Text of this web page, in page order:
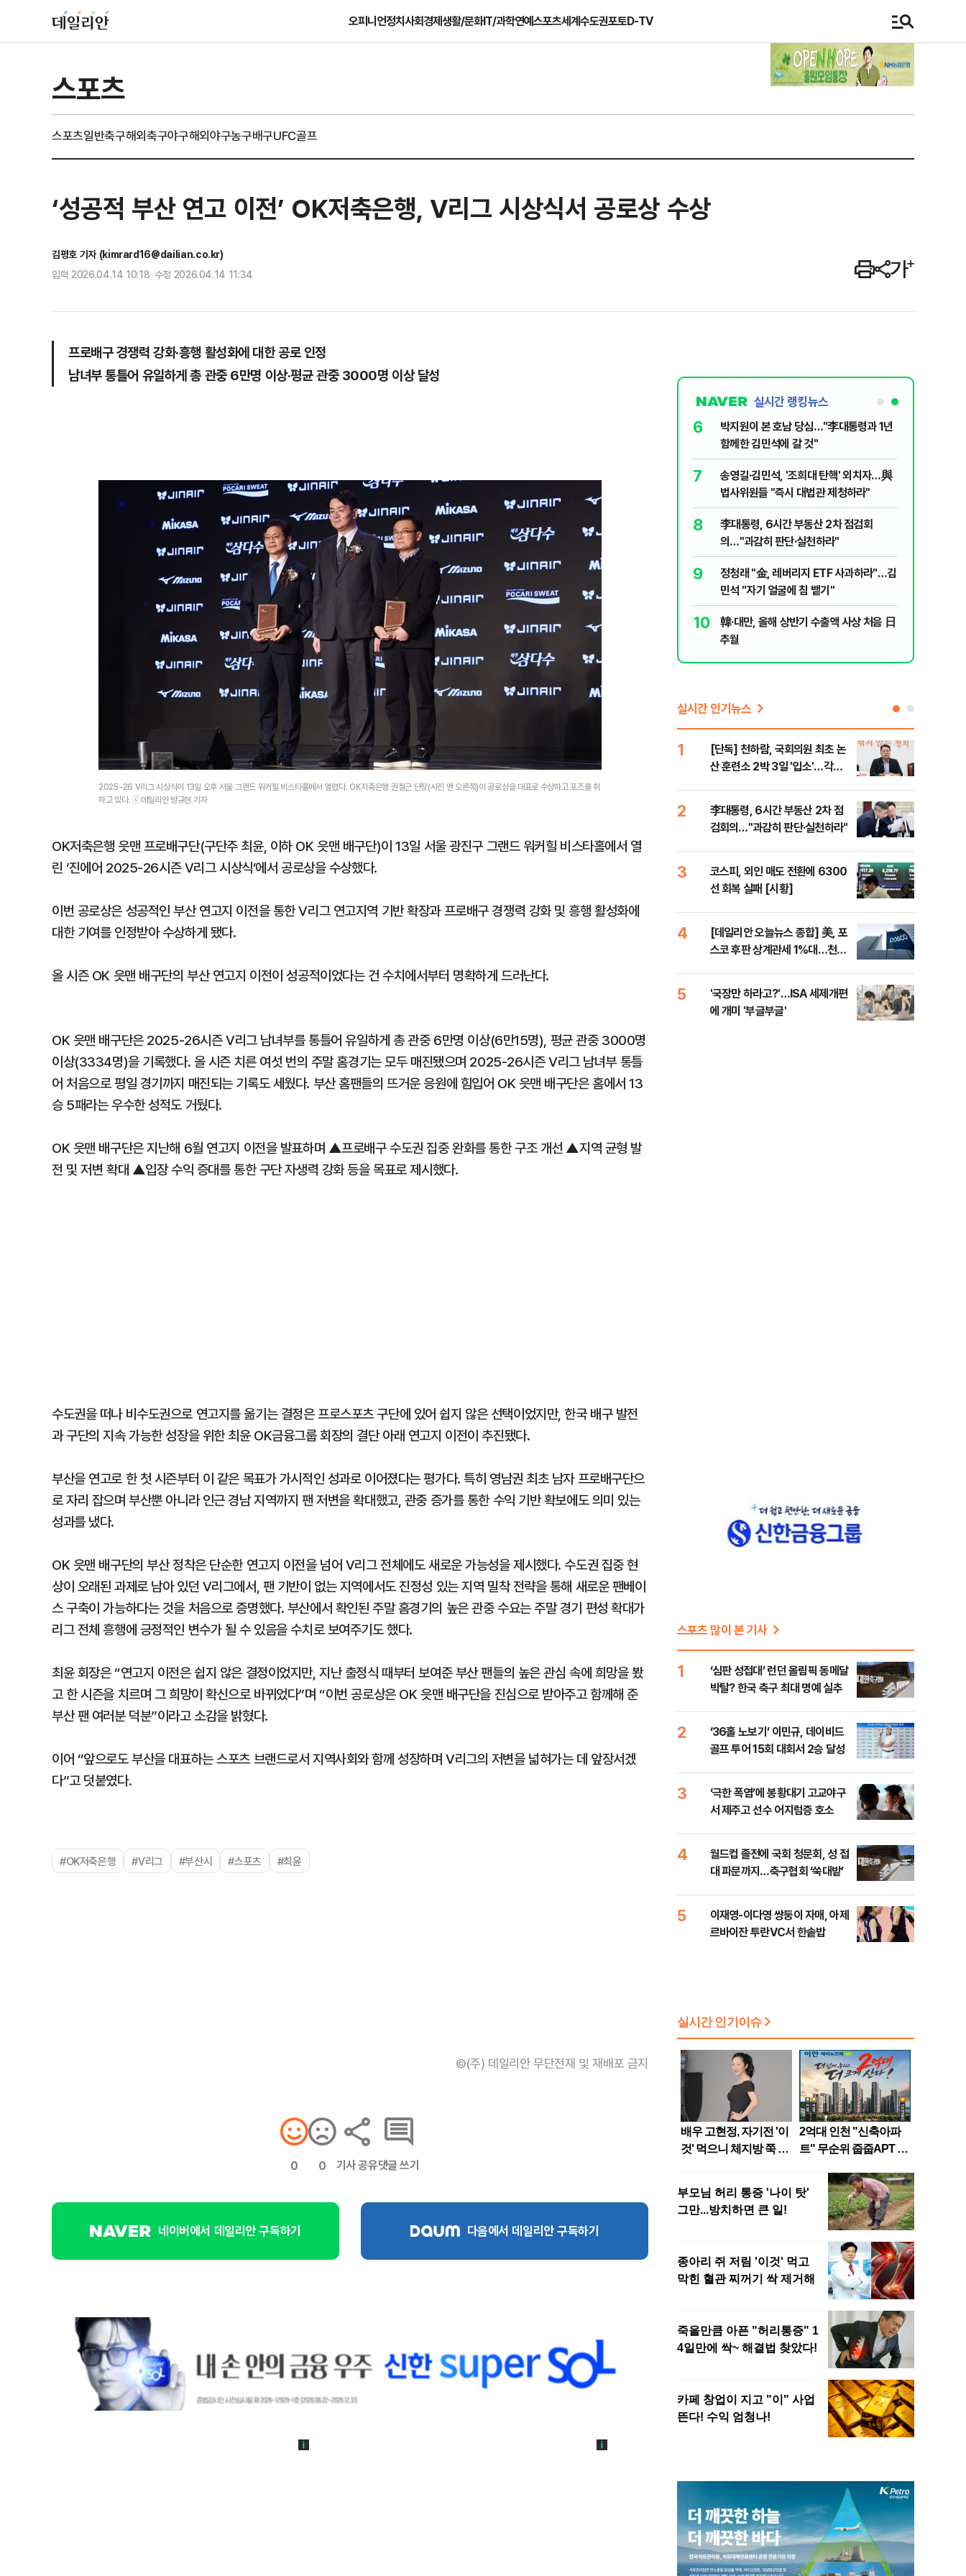
오피니언정치사회경제생활/문화IT/과학연예스포츠세계수도권포토D-TV
스포츠
스포츠일반축구해외축구야구해외야구농구배구UFC골프
‘성공적 부산 연고 이전’ OK저축은행, V리그 시상식서 공로상 수상
김평호 기자 (kimrard16@dailian.co.kr)
입력 2026.04.14 10:18 수정 2026.04.14 11:34
프로배구 경쟁력 강화·흥행 활성화에 대한 공로 인정
남녀부 통틀어 유일하게 총 관중 6만명 이상·평균 관중 3000명 이상 달성
2025-26 V리그 시상식이 13일 오후 서울 그랜드 워커힐 비스타홀에서 열렸다. OK저축은행 권철근 단장(사진 맨 오른쪽)이 공로상을 대표로 수상하고 포즈를 취
하고 있다. ⓒ데일리안 방규현 기자
OK저축은행 읏맨 프로배구단(구단주 최윤, 이하 OK 읏맨 배구단)이 13일 서울 광진구 그랜드 워커힐 비스타홀에서 열
린 ‘진에어 2025-26시즌 V리그 시상식’에서 공로상을 수상했다.
이번 공로상은 성공적인 부산 연고지 이전을 통한 V리그 연고지역 기반 확장과 프로배구 경쟁력 강화 및 흥행 활성화에
대한 기여를 인정받아 수상하게 됐다.
올 시즌 OK 읏맨 배구단의 부산 연고지 이전이 성공적이었다는 건 수치에서부터 명확하게 드러난다.
OK 읏맨 배구단은 2025-26시즌 V리그 남녀부를 통틀어 유일하게 총 관중 6만명 이상(6만15명), 평균 관중 3000명
이상(3334명)을 기록했다. 올 시즌 치른 여섯 번의 주말 홈경기는 모두 매진됐으며 2025-26시즌 V리그 남녀부 통틀
어 처음으로 평일 경기까지 매진되는 기록도 세웠다. 부산 홈팬들의 뜨거운 응원에 힘입어 OK 읏맨 배구단은 홈에서 13
승 5패라는 우수한 성적도 거뒀다.
OK 읏맨 배구단은 지난해 6월 연고지 이전을 발표하며 ▲프로배구 수도권 집중 완화를 통한 구조 개선 ▲지역 균형 발
전 및 저변 확대 ▲입장 수익 증대를 통한 구단 자생력 강화 등을 목표로 제시했다.
수도권을 떠나 비수도권으로 연고지를 옮기는 결정은 프로스포츠 구단에 있어 쉽지 않은 선택이었지만, 한국 배구 발전
과 구단의 지속 가능한 성장을 위한 최윤 OK금융그룹 회장의 결단 아래 연고지 이전이 추진됐다.
부산을 연고로 한 첫 시즌부터 이 같은 목표가 가시적인 성과로 이어졌다는 평가다. 특히 영남권 최초 남자 프로배구단으
로 자리 잡으며 부산뿐 아니라 인근 경남 지역까지 팬 저변을 확대했고, 관중 증가를 통한 수익 기반 확보에도 의미 있는
성과를 냈다.
OK 읏맨 배구단의 부산 정착은 단순한 연고지 이전을 넘어 V리그 전체에도 새로운 가능성을 제시했다. 수도권 집중 현
상이 오래된 과제로 남아 있던 V리그에서, 팬 기반이 없는 지역에서도 진정성 있는 지역 밀착 전략을 통해 새로운 팬베이
스 구축이 가능하다는 것을 처음으로 증명했다. 부산에서 확인된 주말 홈경기의 높은 관중 수요는 주말 경기 편성 확대가
리그 전체 흥행에 긍정적인 변수가 될 수 있음을 수치로 보여주기도 했다.
최윤 회장은 “연고지 이전은 쉽지 않은 결정이었지만, 지난 출정식 때부터 보여준 부산 팬들의 높은 관심 속에 희망을 봤
고 한 시즌을 치르며 그 희망이 확신으로 바뀌었다”며 “이번 공로상은 OK 읏맨 배구단을 진심으로 받아주고 함께해 준
부산 팬 여러분 덕분”이라고 소감을 밝혔다.
이어 “앞으로도 부산을 대표하는 스포츠 브랜드로서 지역사회와 함께 성장하며 V리그의 저변을 넓혀가는 데 앞장서겠
다”고 덧붙였다.
#OK저축은행 #V리그 #부산시 #스포츠 #최윤
©(주) 데일리안 무단전재 및 재배포 금지
0 0 기사 공유댓글 쓰기
네이버에서 데일리안 구독하기 다음에서 데일리안 구독하기
실시간 랭킹뉴스
2
'크록스'의 숨은 위험
[단독] 천하람, 국회의원 최초 논산 훈련소
2박 3일 '입소'…각개전투·야간행군 한다
'7번째 도전' KDB생명 누가 품나…흥국·
한투·한화 '3색 셈법'
'국장만 하라고?'…ISA 세제개편에 개미
'부글부글'
6
박지원이 본 호남 당심…"李대통령과 1년
함께한 김민석에 갈 것"
7
송영길·김민석, '조희대 탄핵' 외치자…與
법사위원들 "즉시 대법관 제청하라"
8
李대통령, 6시간 부동산 2차 점검회
의…"과감히 판단·실천하라"
9
정청래 "金, 레버리지 ETF 사과하라"…김
민석 "자기 얼굴에 침 뱉기"
10
韓·대만, 올해 상반기 수출액 사상 처음 日
추월
실시간 인기뉴스
1
[단독] 천하람, 국회의원 최초 논
산 훈련소 2박 3일 '입소'…각개
2
李대통령, 6시간 부동산 2차 점
검회의…"과감히 판단·실천하라"
3
코스피, 외인 매도 전환에 6300
선 회복 실패 [시황]
4
[데일리안 오늘뉴스 종합] 美, 포
스코 후판 상계관세 1%대…천하
5
'국장만 하라고?'…ISA 세제개편
에 개미 '부글부글'
스포츠 많이 본 기사
1
‘심판 성접대’ 런던 올림픽 동메달
박탈? 한국 축구 최대 명예 실추
2
‘36홀 노보기’ 이민규, 데이비드
골프 투어 15회 대회서 2승 달성
3
‘극한 폭염’에 봉황대기 고교야구
서 제주고 선수 어지럼증 호소
4
월드컵 졸전에 국회 청문회, 성 접
대 파문까지…축구협회 ‘쑥대밭’
5
이재영-이다영 쌍둥이 자매, 아제
르바이잔 투란VC서 한솥밥